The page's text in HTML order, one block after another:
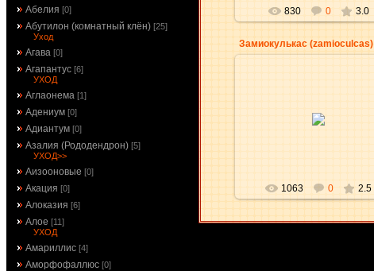
Абелия [0]
Абутилон (комнатный клён) [25]
Уход
Агава [0]
Агапантус [6]
УХОД
Аглаонема [1]
Адениум [0]
Адиантум [0]
Азалия (Рододендрон) [5]
УХОД>>
Аизооновые [0]
Акация [0]
Алоказия [6]
Алое [11]
УХОД
Амариллис [4]
Аморфофаллюс [0]
830 0 3.0
Замиокулькас (zamioculcas)
1063 0 2.5